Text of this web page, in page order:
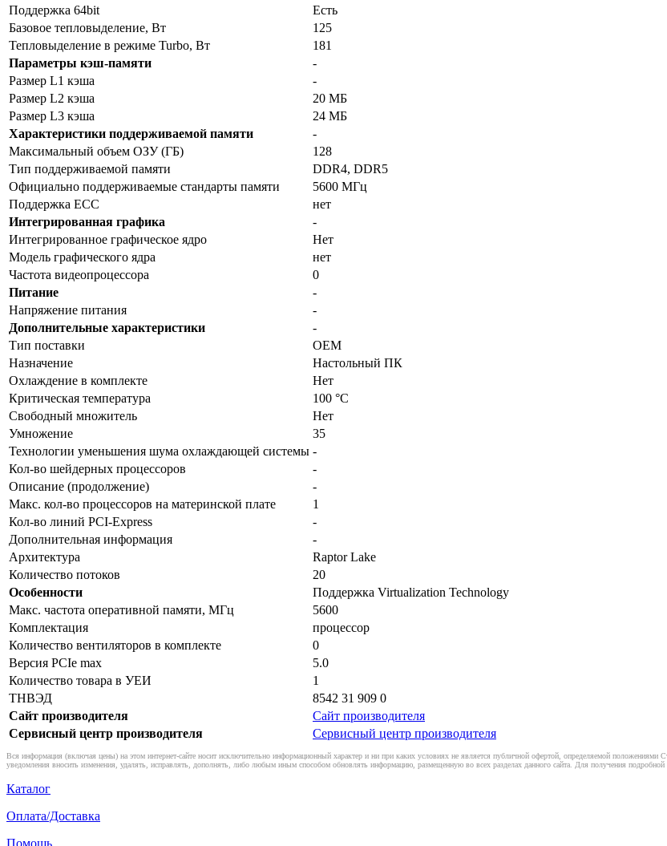
Поддержка 64bit
Есть
Базовое тепловыделение, Вт
125
Тепловыделение в режиме Turbo, Вт
181
Параметры кэш-памяти
-
Размер L1 кэша
-
Размер L2 кэша
20 МБ
Размер L3 кэша
24 МБ
Характеристики поддерживаемой памяти
-
Максимальный объем ОЗУ (ГБ)
128
Тип поддерживаемой памяти
DDR4, DDR5
Официально поддерживаемые стандарты памяти
5600 МГц
Поддержка ECC
нет
Интегрированная графика
-
Интегрированное графическое ядро
Нет
Модель графического ядра
нет
Частота видеопроцессора
0
Питание
-
Напряжение питания
-
Дополнительные характеристики
-
Тип поставки
OEM
Назначение
Настольный ПК
Охлаждение в комплекте
Нет
Критическая температура
100 °C
Свободный множитель
Нет
Умножение
35
Технологии уменьшения шума охлаждающей системы -
Кол-во шейдерных процессоров
-
Описание (продолжение)
-
Макс. кол-во процессоров на материнской плате
1
Кол-во линий PCI-Express
-
Дополнительная информация
-
Архитектура
Raptor Lake
Количество потоков
20
Особенности
Поддержка Virtualization Technology
Макс. частота оперативной памяти, МГц
5600
Комплектация
процессор
Количество вентиляторов в комплекте
0
Версия PCIe max
5.0
Количество товара в УЕИ
1
ТНВЭД
8542 31 909 0
Сайт производителя
Сайт производителя
Сервисный центр производителя
Сервисный центр производителя
Вся информация (включая цены) на этом интернет-сайте носит исключительно информационный характер и ни при каких условиях не является публичной офертой, определяемой положениями
уведомления вносить изменения, удалять, исправлять, дополнять, либо любым иным способом обновлять информацию, размещенную во всех разделах данного сайта. Для получения
Каталог
Оплата/Доставка
Помощь